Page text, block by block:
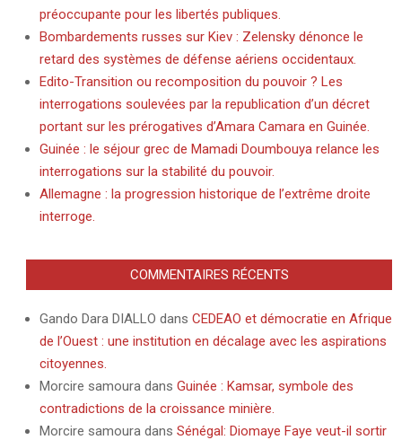
préoccupante pour les libertés publiques.
Bombardements russes sur Kiev : Zelensky dénonce le
retard des systèmes de défense aériens occidentaux.
Edito-Transition ou recomposition du pouvoir ? Les
interrogations soulevées par la republication d’un décret
portant sur les prérogatives d’Amara Camara en Guinée.
Guinée : le séjour grec de Mamadi Doumbouya relance les
interrogations sur la stabilité du pouvoir.
Allemagne : la progression historique de l’extrême droite
interroge.
COMMENTAIRES RÉCENTS
Gando Dara DIALLO dans CEDEAO et démocratie en Afrique
de l’Ouest : une institution en décalage avec les aspirations
citoyennes.
Morcire samoura dans Guinée : Kamsar, symbole des
contradictions de la croissance minière.
Morcire samoura dans Sénégal: Diomaye Faye veut-il sortir